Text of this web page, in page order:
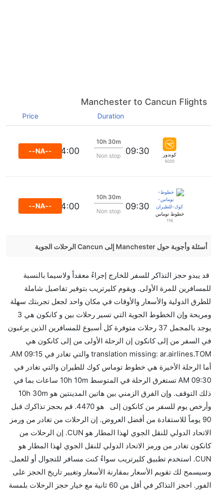
Manchester to Cancun Flights
Duration
Price
كوندور
5020
09:30
10h 30m
Non stop
14:00
--NA--
خطوط توماس كوك للطيران
116
09:30
10h 30m
Non stop
14:00
--NA--
أسئلة وأجوبة حول Manchester إلى Cancun الرحلات الجوية
إلىكانكون مما تستغرقه الخطوط الجوية الأخرى؟
نعم. توفر كل من أسرع رحلات الطيران على هذا الطريق،
هل توفر شركات الطيران مساحة إضافية للنوم؟
كثير من خطوط طيران درجة رجال الأعمال توفر مساحة
إضافية للنوم.
هل يمكنني حمل طعامي الخاص؟
نعم، يمكنك حمل طعامك الخاص، و لكن يجب أن يكون معبئا
بشكل جيد.
هل سيقدم لي الكحول على متن رحلة من إلى كانكون؟
لا تقدم شركة الطيران الكحول على متن رحلة داخلية. يتم
تقديم الكحول على متن الرحلات الدولية فقط.
ما متوسط أسعار رحلة الدرجة الاقتصادية من إلى كانكون؟
تتراوح أسعار رحلة الدرجة الاقتصادية من AED 4470 إلى
AED 0. , كوندور, and خطوط توماس كوك للطيران
يوفرون تذاكر في هذا النطاق من الأسعار.
قد يبدو حجز التذاكر للسفر للخارج إجراءً معقداً ولاسيما بالنسبة
للمسافرين للمرة الأولى. ويقوم كليرتريب بتوفير تفاصيل شاملة
للطرق الدولية والأسعار والأوقات في مكان واحد لجعل تجربتك سهلة
ومريحة وإن الخطوط الجوية التي تسير رحلات بين و كانكون هي 3
يوجد بالمجمل 37 رحلات متوفرة كل أسبوع للمسافرين الذين يرغبون
في السفر من إلى كانكون إن الرحلة الأولى من إلى كانكون هي
translation missing: ar.airlines.TOM والتي تغادر في 09:15 AM.
أما الرحلة الأخيرة هي خطوط توماس كوك للطيران والتي تغادر في
09:30 AM تستغرق الرحلة في المتوسط 10h 10m ساعات بما في
ذلك التوقف. وإن الفرق الزمني بين هاتين المدينتين هو 10h 30m
وأرخص يوم للسفر من كانكون إلى هو 4470. قم بحجز تذاكرك قبل
90 يوماً للاستفادة من أفضل العروض. إن الرحلات من تغادر من ورمز
الاتحاد الدولي للنقل الجوي لهذا المطار هو CUN. إن الرحلات من
كانكون تغادر من ورمز الاتحاد الدولي للنقل الجوي لهذا المطار هو
CUN. استخدم تطبيق كليرتريب سواءً كنت مسافر للتجوال أو للعمل.
وسيسمح لك تقويم الأسعار بمقارنة الأسعار وتغيير تاريخ الحجز على
الفور. احجز التذاكر في أقل من 60 ثانية مع خيار حجز الرحلات بلمسة